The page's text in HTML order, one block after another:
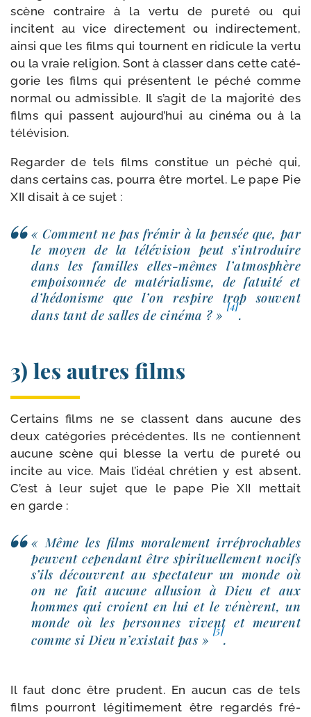
scène contraire à la ver­tu de pure­té ou qui
incitent au vice direc­te­ment ou indi­rec­te­ment,
ain­si que les films qui tournent en ridi­cule la ver­tu
ou la vraie reli­gion. Sont à clas­ser dans cette caté­
go­rie les films qui pré­sentent le péché comme
nor­mal ou admis­sible. Il s’a­git de la majo­ri­té des
films qui passent aujourd’­hui au ciné­ma ou à la
télévision.
Regarder de tels films consti­tue un péché qui,
dans cer­tains cas, pour­ra être mor­tel. Le pape Pie
XII disait à ce sujet :
« Comment ne pas fré­mir à la pen­sée que, par
le moyen de la télé­vi­sion peut s’in­tro­duire
dans les familles elles-​mêmes l’at­mo­sphère
empoi­son­née de maté­ria­lisme, de fatui­té et
d’hé­do­nisme que l’on res­pire trop sou­vent
dans tant de salles de ciné­ma ? »
[4]
.
3) les autres films
Certains films ne se classent dans aucune des
deux caté­go­ries pré­cé­dentes. Ils ne contiennent
aucune scène qui blesse la ver­tu de pure­té ou
incite au vice. Mais l’i­déal chré­tien y est absent.
C’est à leur sujet que le pape Pie XII met­tait
en garde :
« Même les films mora­le­ment irré­pro­chables
peuvent cepen­dant être spi­ri­tuel­le­ment nocifs
s’ils découvrent au spec­ta­teur un monde où
on ne fait aucune allu­sion à Dieu et aux
hommes qui croient en lui et le vénèrent, un
monde où les per­sonnes vivent et meurent
comme si Dieu n’exis­tait pas »
[5]
.
Il faut donc être pru­dent. En aucun cas de tels
films pour­ront légi­ti­me­ment être regar­dés fré­